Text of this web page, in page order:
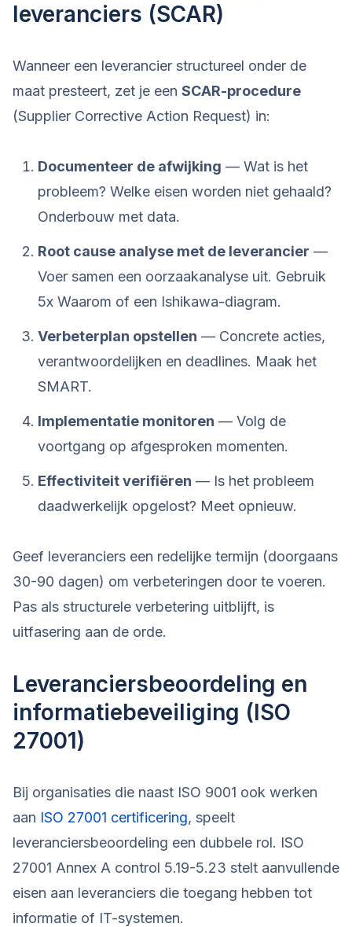
leveranciers (SCAR)
Wanneer een leverancier structureel onder de
maat presteert, zet je een SCAR-procedure
(Supplier Corrective Action Request) in:
Documenteer de afwijking — Wat is het
probleem? Welke eisen worden niet gehaald?
Onderbouw met data.
Root cause analyse met de leverancier —
Voer samen een oorzaakanalyse uit. Gebruik
5x Waarom of een Ishikawa-diagram.
Verbeterplan opstellen — Concrete acties,
verantwoordelijken en deadlines. Maak het
SMART.
Implementatie monitoren — Volg de
voortgang op afgesproken momenten.
Effectiviteit verifiëren — Is het probleem
daadwerkelijk opgelost? Meet opnieuw.
Geef leveranciers een redelijke termijn (doorgaans
30-90 dagen) om verbeteringen door te voeren.
Pas als structurele verbetering uitblijft, is
uitfasering aan de orde.
Leveranciersbeoordeling en
informatiebeveiliging (ISO
27001)
Bij organisaties die naast ISO 9001 ook werken
aan ISO 27001 certificering, speelt
leveranciersbeoordeling een dubbele rol. ISO
27001 Annex A control 5.19-5.23 stelt aanvullende
eisen aan leveranciers die toegang hebben tot
informatie of IT-systemen.